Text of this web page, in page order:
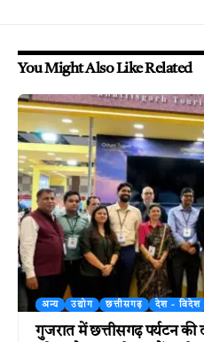
You Might Also Like Related
अन्य उद्योग छत्तीसगढ़ देश - विदेश
गुजरात में छत्तीसगढ़ पर्यटन